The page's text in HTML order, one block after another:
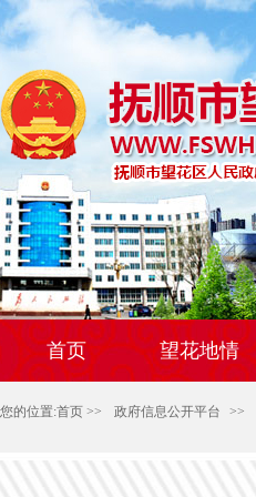
首页 望花地情
您的位置:首页 >> 政府信息公开平台 >>